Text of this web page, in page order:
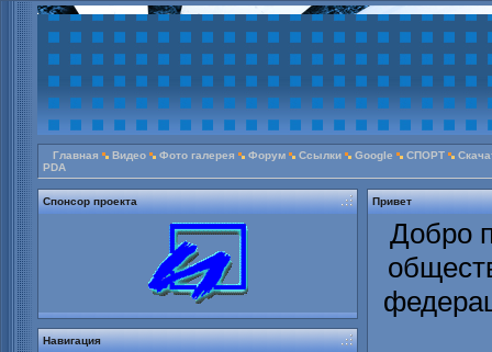
Главная Видео Фото галерея Форум Ссылки Google СПОРТ
PDA
Спонсор проекта
Навигация
Привет
Добро